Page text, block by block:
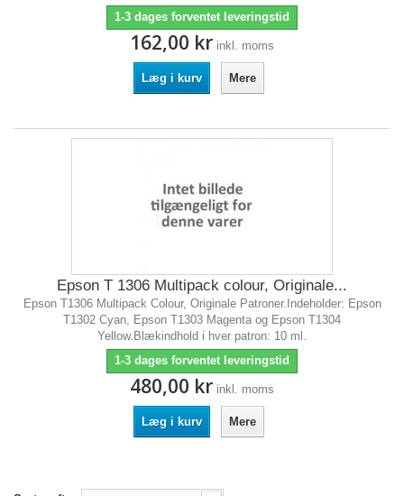
1-3 dages forventet leveringstid
162,00 kr inkl. moms
Læg i kurv Mere
Epson T 1306 Multipack colour, Originale...
Epson T1306 Multipack Colour, Originale Patroner.Indeholder: Epson
T1302 Cyan, Epson T1303 Magenta og Epson T1304
Yellow.Blækindhold i hver patron: 10 ml.
1-3 dages forventet leveringstid
480,00 kr inkl. moms
Læg i kurv Mere